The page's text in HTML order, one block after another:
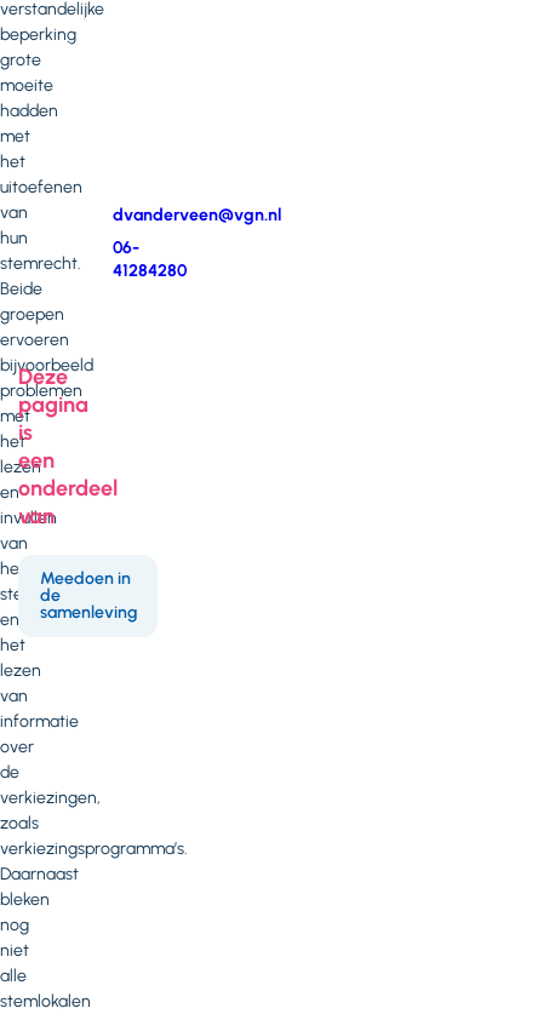
verstandelijke
beperking
grote
moeite
hadden
met
het
uitoefenen
van
hun
stemrecht.
Beide
groepen
ervoeren
bijvoorbeeld
problemen
met
het
lezen
en
invullen
van
het
stembiljet
en
het
lezen
van
informatie
over
de
verkiezingen,
zoals
verkiezingsprogramma’s.
Daarnaast
bleken
nog
niet
alle
stemlokalen
contact
op
Dianne
van
dvanderveen@vgn.nl
Telefoonnummer
06-
41284280
Deze
pagina
is
een
onderdeel
van
Meedoen in
de
samenleving